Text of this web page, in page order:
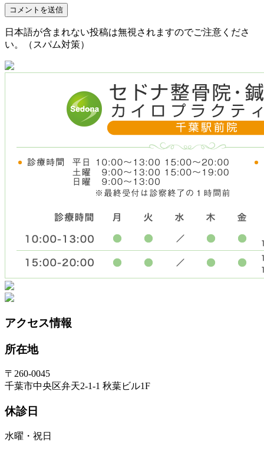
日本語が含まれない投稿は無視されますのでご注意くださ
い。（スパム対策）
アクセス情報
所在地
〒260-0045
千葉市中央区弁天2-1-1 秋葉ビル1F
休診日
水曜・祝日